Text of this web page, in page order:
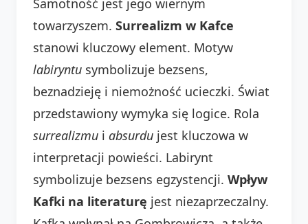
towarzyszem. Surrealizm w Kafce
stanowi kluczowy element. Motyw
labiryntu symbolizuje bezsens,
beznadzieję i niemożność ucieczki. Świat
przedstawiony wymyka się logice. Rola
surrealizmu i absurdu jest kluczowa w
interpretacji powieści. Labirynt
symbolizuje bezsens egzystencji. Wpływ
Kafki na literaturę jest niezaprzeczalny.